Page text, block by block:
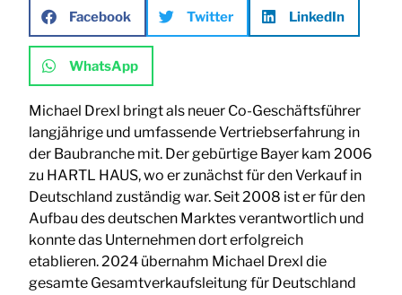
Facebook Twitter LinkedIn
WhatsApp
Michael Drexl bringt als neuer Co-Geschäftsführer
langjährige und umfassende Vertriebserfahrung in
der Baubranche mit. Der gebürtige Bayer kam 2006
zu HARTL HAUS, wo er zunächst für den Verkauf in
Deutschland zuständig war. Seit 2008 ist er für den
Aufbau des deutschen Marktes verantwortlich und
konnte das Unternehmen dort erfolgreich
etablieren. 2024 übernahm Michael Drexl die
gesamte Gesamtverkaufsleitung für Deutschland